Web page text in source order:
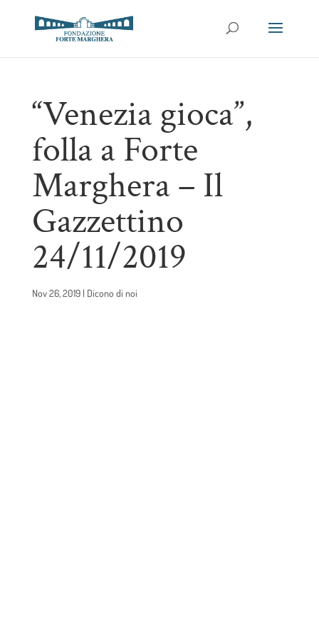
“Venezia gioca”,
folla a Forte
Marghera – Il
Gazzettino
24/11/2019
Nov 26, 2019| Dicono di noi